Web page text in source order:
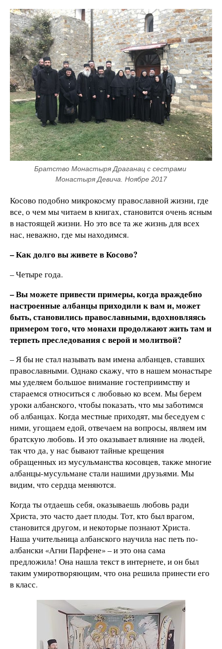
Братство Монастыря Драганац с сестрами
Монастыря Девича. Ноябре 2017
Косово подобно микрокосму православной жизни, где
все, о чем мы читаем в книгах, становится очень ясным
в настоящей жизни. Но это все та же жизнь для всех
нас, неважно, где мы находимся.
– Как долго вы живете в Косово?
– Четыре года.
– Вы можете привести примеры, когда враждебно
настроенные албанцы приходили к вам и, может
быть, становились православными, вдохновляясь
примером того, что монахи продолжают жить там и
терпеть преследования с верой и молитвой?
– Я бы не стал называть вам имена албанцев, ставших
православными. Однако скажу, что в нашем монастыре
мы уделяем большое внимание гостеприимству и
стараемся относиться с любовью ко всем. Мы берем
уроки албанского, чтобы показать, что мы заботимся
об албанцах. Когда местные приходят, мы беседуем с
ними, угощаем едой, отвечаем на вопросы, являем им
братскую любовь. И это оказывает влияние на людей,
так что да, у нас бывают тайные крещения
обращенных из мусульманства косовцев, также многие
албанцы-мусульмане стали нашими друзьями. Мы
видим, что сердца меняются.
Когда ты отдаешь себя, оказываешь любовь ради
Христа, это часто дает плоды. Тот, кто был врагом,
становится другом, и некоторые познают Христа.
Наша учительница албанского научила нас петь по-
албански «Агни Парфене» – и это она сама
предложила! Она нашла текст в интернете, и он был
таким умиротворяющим, что она решила принести его
в класс.